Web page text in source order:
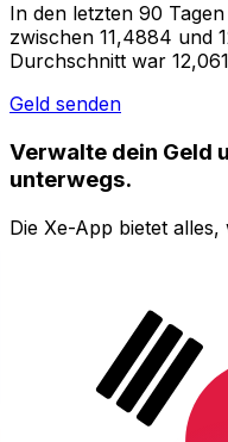
In den letzten 90
zwischen 11,4884 und
Durchschnitt war
Geld senden
Verwalte dein Geld
unterwegs.
Die Xe-App bietet
Gebühren. Heute